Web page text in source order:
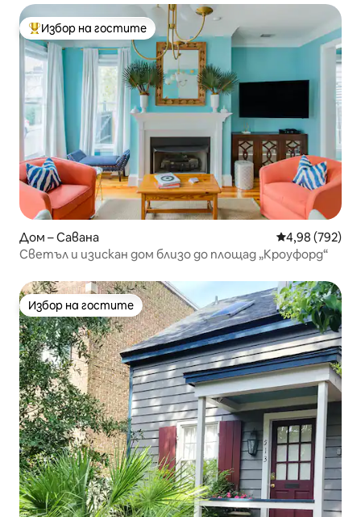
Най-популярен избор на гостите
Избор на гостите
Дом – Савана Средна
4,98 (792)
Светъл и изискан дом близо до площад „Кроуфорд“
Избор на гостите
Избор на гостите